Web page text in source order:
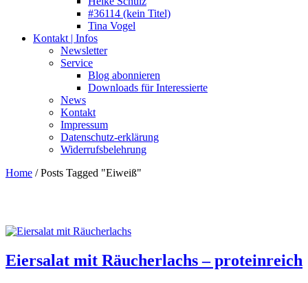
#36114 (kein Titel)
Tina Vogel
Kontakt | Infos
Newsletter
Service
Blog abonnieren
Downloads für Interessierte
News
Kontakt
Impressum
Datenschutz-erklärung
Widerrufsbelehrung
Home /Posts Tagged "Eiweiß"
Eiersalat mit Räucherlachs – proteinreich